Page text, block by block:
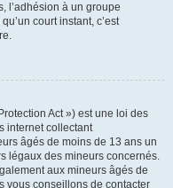
l’adhésion à un groupe
court instant, c’est
Act ») est une loi des
internet collectant
âgés de moins de 13 ans un
légaux des mineurs concernés.
aux mineurs âgés de
vous conseillons de contacter